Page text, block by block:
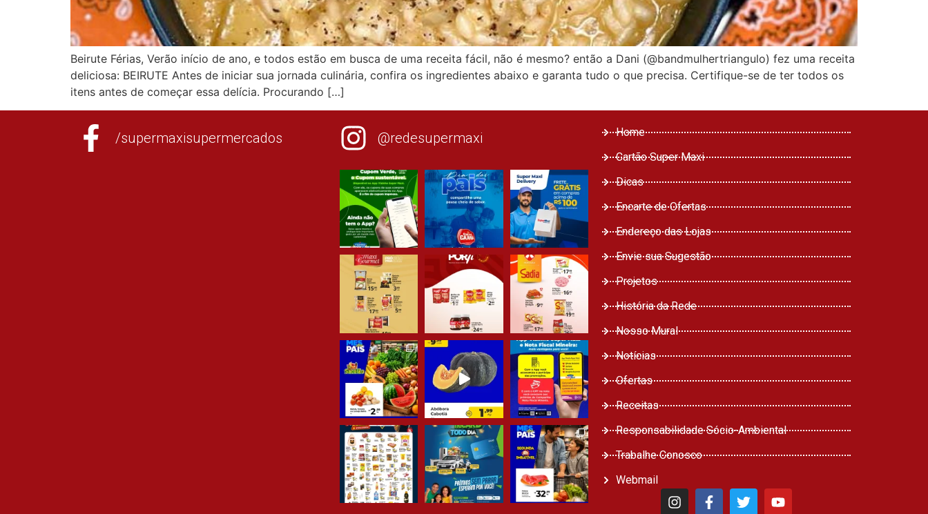
Beirute Férias, Verão início de ano, e todos estão em busca de uma receita fácil, não é mesmo? então a Dani (@bandmulhertriangulo) fez uma receita
deliciosa: BEIRUTE Antes de iniciar sua jornada culinária, confira os ingredientes abaixo e garanta tudo o que precisa. Certifique-se de ter todos os
itens antes de começar essa delícia. Procurando […]
/supermaxisupermercados @redesupermaxi
Home
Cartão Super Maxi
Dicas
Encarte de Ofertas
Endereço das Lojas
Envie sua Sugestão
Projetos
História da Rede
Nosso Mural
Notícias
Ofertas
Receitas
Responsabilidade Sócio-Ambiental
Trabalhe Conosco
Webmail